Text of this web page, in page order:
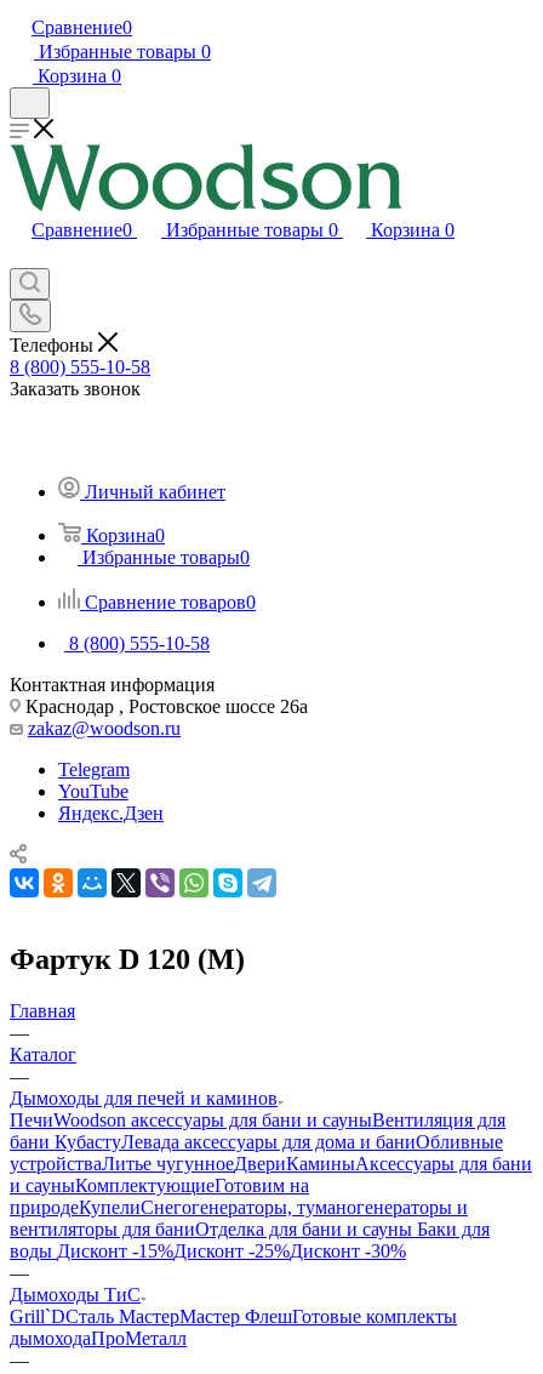
Сравнение0
Избранные товары 0
Корзина 0
Сравнение0 Избранные товары 0 Корзина 0
Телефоны
8 (800) 555-10-58
Заказать звонок
Личный кабинет
Корзина0
Избранные товары0
Сравнение товаров0
8 (800) 555-10-58
Контактная информация
Краснодар , Ростовское шоссе 26а
zakaz@woodson.ru
Telegram
YouTube
Яндекс.Дзен
Фартук D 120 (М)
Главная
—
Каталог
—
Дымоходы для печей и каминов
ПечиWoodson аксессуары для бани и сауныВентиляция для
бани КубастуЛевада аксессуары для дома и баниОбливные
устройстваЛитье чугунноеДвериКаминыАксессуары для бани
и сауныКомплектующиеГотовим на
природеКупелиСнегогенераторы, туманогенераторы и
вентиляторы для баниОтделка для бани и сауны Баки для
воды Дисконт -15%Дисконт -25%Дисконт -30%
—
Дымоходы ТиС
Grill`DСталь МастерМастер ФлешГотовые комплекты
дымоходаПроМеталл
—